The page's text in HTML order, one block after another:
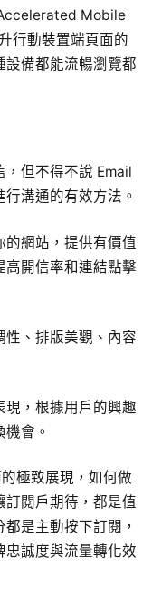
Mobile
行動裝置端頁面的
備都能流暢瀏覽都
但不得不說 Email
溝通的有效方法。
的網站，提供有價值
高開信率和連結點擊
、排版美觀、內容
，根據用戶的興趣
會。
極致展現，如何做
訂閱戶期待，都是值
是主動按下訂閱，
誠度與流量轉化效